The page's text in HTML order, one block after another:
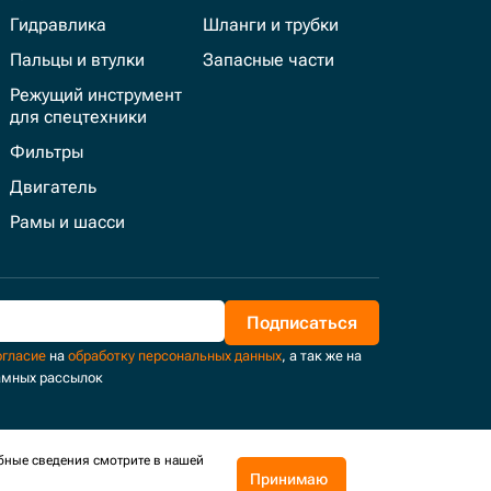
Гидравлика
Пальцы и втулки
Режущий инструмент
для спецтехники
Фильтры
Двигатель
Рамы и шасси
Шланги и трубки
Запасные части
Подписаться
на обработку персональных данных, а так же на
рассылок
Поддержка и развитие
сведения смотрите в нашей
Принимаю